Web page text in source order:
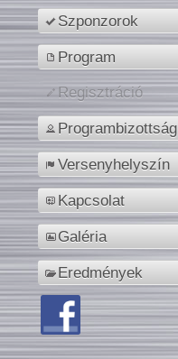
Szponzorok
Program
Regisztráció
Programbizottság
Versenyhelyszín
Kapcsolat
Galéria
Eredmények